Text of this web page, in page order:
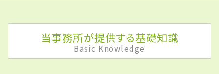
当事務所が提供する基礎知識
Basic Knowledge